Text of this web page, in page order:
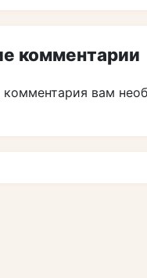
комментарии
комментария вам